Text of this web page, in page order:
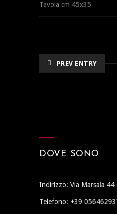
Tavola cm 45x35
PREV ENTRY
DOVE SONO
Indirizzo: Via Marsala 44
Telefono: +39